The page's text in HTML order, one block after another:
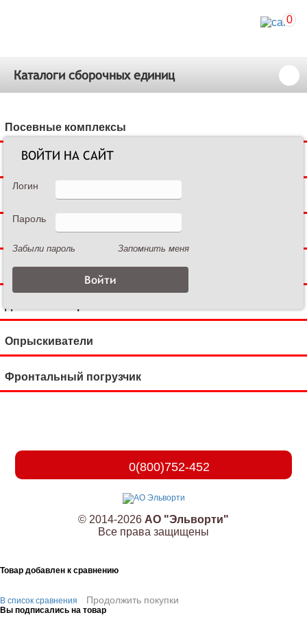
0
Каталоги сборочных единиц
Посевные комплексы
Сеялки зерновые
Сеялки пропашные
Культиваторы междурядные
Культиваторы сплошной обработки
Опрыскиватели
Фронтальный погрузчик
0(800)752-452
© 2014-2026 АО "Эльворти"
Все права защищены
Товар добавлен к сравнению
В список сравнения Продолжить покупки
Вы подписались на товар
ВОЙТИ НА САЙТ
Логин
Пароль
Забыли пароль Запомнить меня